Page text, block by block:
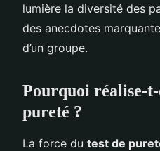
lumière la diversité des
des anecdotes
d’un groupe.
Pourquoi réalise-
pureté ?
La force du test de